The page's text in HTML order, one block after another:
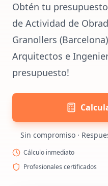
Obtén tu
de Actividad de
Granollers
Arquitectos e
presupuesto!
Sin compromiso ·
Cálculo inmediato
Profesionales certificados